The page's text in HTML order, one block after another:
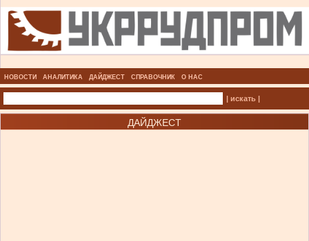
НОВОСТИ АНАЛИТИКА ДАЙДЖЕСТ СПРАВОЧНИК О НАС
| искать |
ДАЙДЖЕСТ